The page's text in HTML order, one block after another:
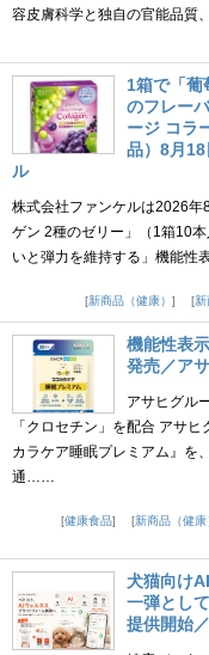
容皮膚科学と独自の官能品
1箱で「葡
のフレー
ージ コラ
品）8月
ル
株式会社ファンケルは2026年
ゲン 2種のゼリー」（1箱10
いと弾力を維持する」機能
新商品（健康）
新
機能性表
発売／ア
アサヒグル
「クロセチン」を配合 アサ
カラケア睡眠プレミアム』を
通……
健康食品
新商品（健康
犬猫向け
一弾とし
提供開始